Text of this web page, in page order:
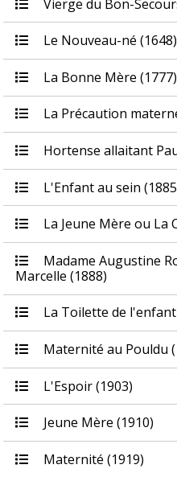
Vierge du Bon-
Le Nouveau-né (1648)
La Bonne Mère (1777)
La Précaution
Hortense allaitant
L'Enfant au sein
La Jeune Mère ou La
Madame Augustine
Marcelle (1888)
La Toilette de l'enfant
Maternité au Pouldu
L'Espoir (1903)
Jeune Mère (1910)
Maternité (1919)